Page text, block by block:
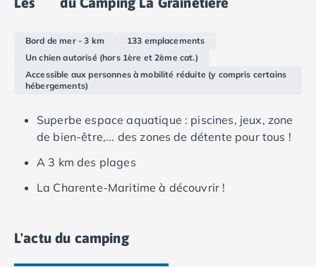
Camping Sigean
Camping Gard
Camping Aigues-Mortes
Camping Grau-du-Roi
Camping Hérault
Camping Agde
Camping La Grande Motte
Camping Marseillan-Plage
Camping Sète
Bord de mer - 3 km
133 emplacements
Un chien autorisé (hors 1ère et 2ème cat.)
Accessible aux personnes à mobilité réduite (y compris certains
hébergements)
Superbe espace aquatique : piscines, jeux, zone
de bien-être,... des zones de détente pour tous !
A 3 km des plages
La Charente-Maritime à découvrir !
L'actu du camping